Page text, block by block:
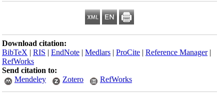
Download citation:
BibTeX |RIS |EndNote |Medlars |ProCite |Reference Manager
RefWorks
Send citation to:
Mendeley
Zotero RefWorks